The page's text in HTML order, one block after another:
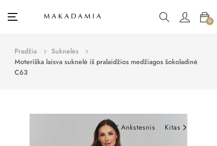
Toggle
☰ 0
Pradžia
Suknelės
Moteriška laisva suknelė iš pralaidžios medžiagos šokoladinė
C63
Ankstesnis Kitas